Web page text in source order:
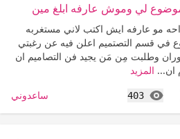
لي وموش عارفه ابلغ مين
مو عارفه ايش اكتب لاني مستغربه
قسم التصتميم اعلن فيه عن رغبتي
وطلبت مِن مَن يجيد فن التصاميم ان
ان... المزيد
403
المشاهدات ساعدوني